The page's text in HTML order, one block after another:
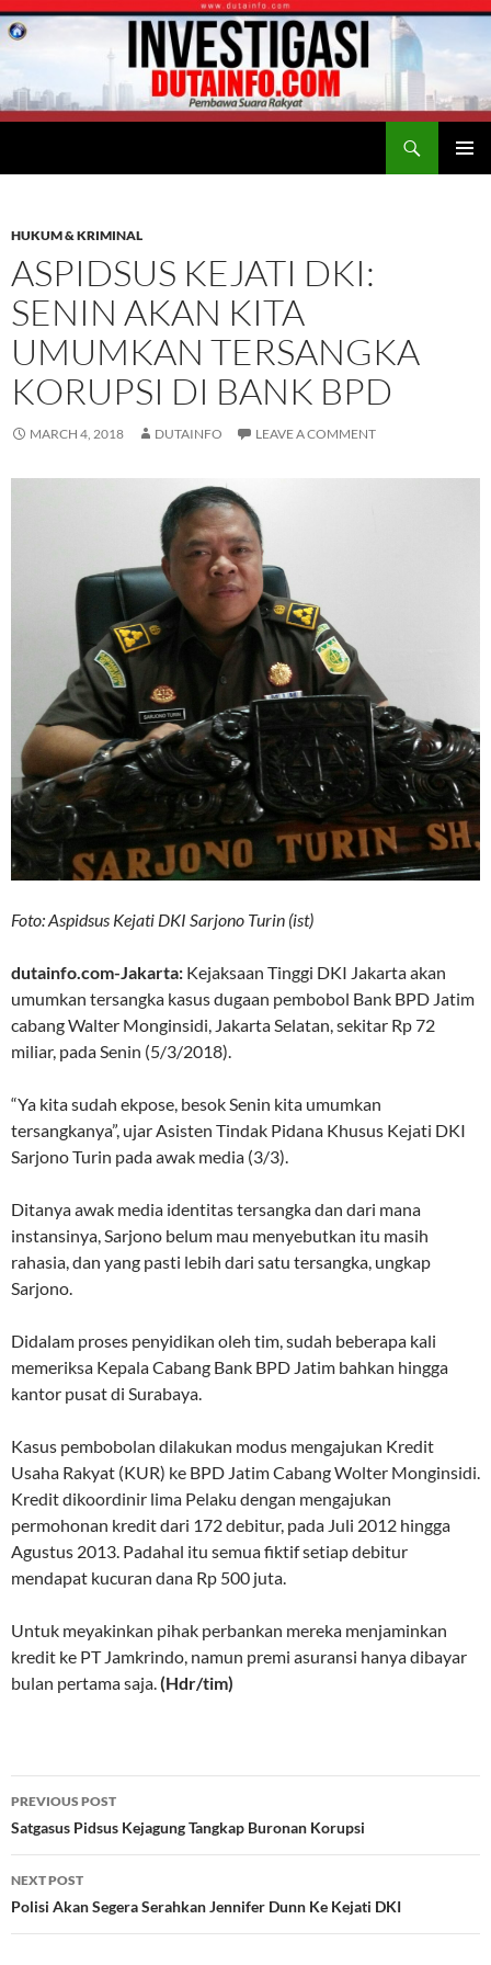
HUKUM & KRIMINAL
ASPIDSUS KEJATI DKI:
SENIN AKAN KITA
UMUMKAN TERSANGKA
KORUPSI DI BANK BPD
MARCH 4, 2018 DUTAINFO LEAVE A COMMENT
Foto: Aspidsus Kejati DKI Sarjono Turin (ist)
dutainfo.com-Jakarta: Kejaksaan Tinggi DKI Jakarta akan
umumkan tersangka kasus dugaan pembobol Bank BPD Jatim
cabang Walter Monginsidi, Jakarta Selatan, sekitar Rp 72
miliar, pada Senin (5/3/2018).
“Ya kita sudah ekpose, besok Senin kita umumkan
tersangkanya”, ujar Asisten Tindak Pidana Khusus Kejati DKI
Sarjono Turin pada awak media (3/3).
Ditanya awak media identitas tersangka dan dari mana
instansinya, Sarjono belum mau menyebutkan itu masih
rahasia, dan yang pasti lebih dari satu tersangka, ungkap
Sarjono.
Didalam proses penyidikan oleh tim, sudah beberapa kali
memeriksa Kepala Cabang Bank BPD Jatim bahkan hingga
kantor pusat di Surabaya.
Kasus pembobolan dilakukan modus mengajukan Kredit
Usaha Rakyat (KUR) ke BPD Jatim Cabang Wolter Monginsidi.
Kredit dikoordinir lima Pelaku dengan mengajukan
permohonan kredit dari 172 debitur, pada Juli 2012 hingga
Agustus 2013. Padahal itu semua fiktif setiap debitur
mendapat kucuran dana Rp 500 juta.
Untuk meyakinkan pihak perbankan mereka menjaminkan
kredit ke PT Jamkrindo, namun premi asuransi hanya dibayar
bulan pertama saja.(Hdr/tim)
Post
navigation
PREVIOUS POST
Satgasus Pidsus Kejagung Tangkap Buronan Korupsi
NEXT POST
Polisi Akan Segera Serahkan Jennifer Dunn Ke Kejati DKI